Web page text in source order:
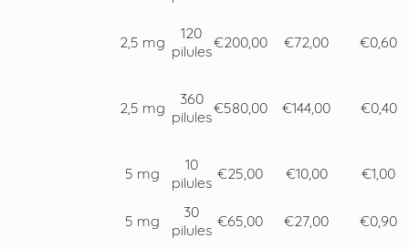
2,5 mg
120
pilules€200,00 €72,00 €0,60
2,5 mg
360
pilules€580,00 €144,00 €0,40
5 mg
10
pilules €25,00 €10,00 €1,00
5 mg
30
pilules €65,00 €27,00 €0,90